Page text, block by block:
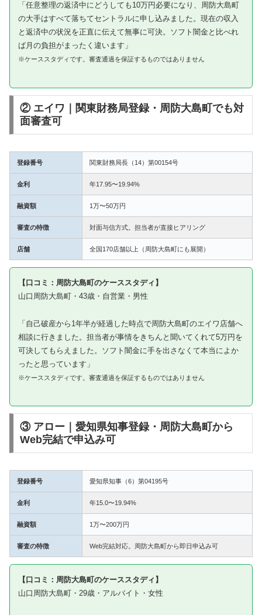
「任意整理の返済中にどうしても10万円必要になり、周防大島町
の大手はすべて落ちてセントラルに申し込みました。現在の収入
と返済中の状況を正直に伝えて無事に可決。ソフト闇金と比べれ
ば月の負担がまったく違います」
※ケーススタディです。審査通過を保証するものではありません
② エイワ｜関東財務局登録・周防大島町でも対
面審査可
登録番号 関東財務局長（14）第00154号
金利 年17.95〜19.94%
融資額 1万〜50万円
審査の特徴 対面与信方式。担当者が直接ヒアリング
店舗 全国170店舗以上（周防大島町にも展開）
【口コミ：周防大島町のケーススタディ】
山口周防大島町・43歳・自営業・男性
「自己破産から1年半が経過した時点で周防大島町のエイワ店舗へ
相談に行きました。担当者が事情をきちんと聞いてくれて5万円を
可決してもらえました。ソフト闇金に手を出さなくて本当によか
ったと思っています」
※ケーススタディです。審査通過を保証するものではありません
③ アロー｜愛知県知事登録・周防大島町から
Web完結で申込み可
登録番号 愛知県知事（6）第04195号
金利 年15.0〜19.94%
融資額 1万〜200万円
審査の特徴 Web完結対応。周防大島町から即日申込み可
【口コミ：周防大島町のケーススタディ】
山口周防大島町・29歳・アルバイト・女性